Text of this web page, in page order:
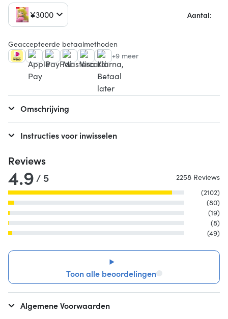
¥3000 Aantal:
Geaccepteerde betaalmethoden
+9 meer
Omschrijving
Instructies voor inwisselen
Reviews
4.9 / 5
2258 Reviews
(2102)
(80)
(19)
(8)
(49)
Toon alle beoordelingen
Algemene Voorwaarden